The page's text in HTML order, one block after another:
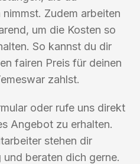
Zudem arbeiten
um die Kosten so
So kannst du dir
fairen Preis für deinen
zahlst.
oder rufe uns direkt
Angebot zu erhalten.
stehen dir
beraten dich gerne.